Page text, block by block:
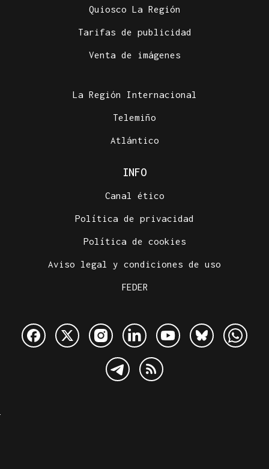
Quiosco La Región
Tarifas de publicidad
Venta de imágenes
La Región Internacional
Telemiño
Atlántico
INFO
Canal ético
Política de privacidad
Política de cookies
Aviso legal y condiciones de uso
FEDER